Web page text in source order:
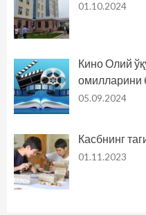
01.10.2024
Кино Олий
омилларини
05.09.2024
Касбнинг
01.11.2023